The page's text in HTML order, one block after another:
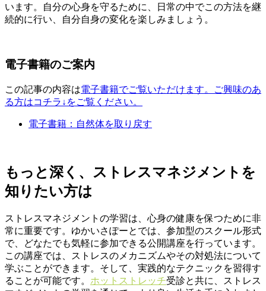
います。自分の心身を守るために、日常の中でこの方法を継
続的に行い、自分自身の変化を楽しみましょう。
電子書籍のご案内
この記事の内容は電子書籍でご覧いただけます。ご興味のあ
る方はコチラ↓をご覧ください。
電子書籍：自然体を取り戻す
もっと深く、ストレスマネジメントを
知りたい方は
ストレスマネジメントの学習は、心身の健康を保つために非
常に重要です。ゆかいさぽーとでは、参加型のスクール形式
で、どなたでも気軽に参加できる公開講座を行っています。
この講座では、ストレスのメカニズムやその対処法について
学ぶことができます。そして、実践的なテクニックを習得す
ることが可能です。 ホットストレッチ受診と共に、ストレス